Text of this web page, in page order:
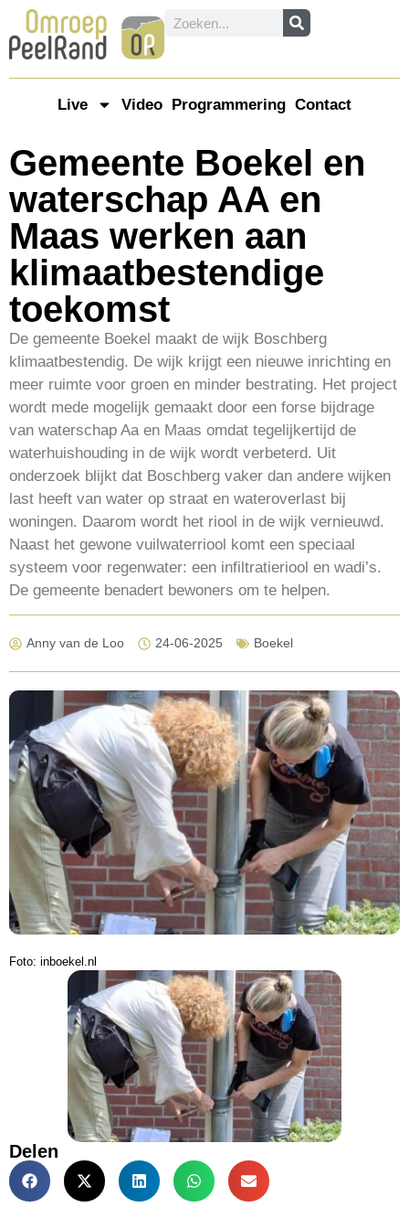
Live Video Programmering Contact
Gemeente Boekel en
waterschap AA en
Maas werken aan
klimaatbestendige
toekomst
De gemeente Boekel maakt de wijk Boschberg
klimaatbestendig. De wijk krijgt een nieuwe inrichting en
meer ruimte voor groen en minder bestrating. Het project
wordt mede mogelijk gemaakt door een forse bijdrage
van waterschap Aa en Maas omdat tegelijkertijd de
waterhuishouding in de wijk wordt verbeterd. Uit
onderzoek blijkt dat Boschberg vaker dan andere wijken
last heeft van water op straat en wateroverlast bij
woningen. Daarom wordt het riool in de wijk vernieuwd.
Naast het gewone vuilwaterriool komt een speciaal
systeem voor regenwater: een infiltratieriool en wadi’s.
De gemeente benadert bewoners om te helpen.
Anny van de Loo 24-06-2025 Boekel
Foto: inboekel.nl
Delen